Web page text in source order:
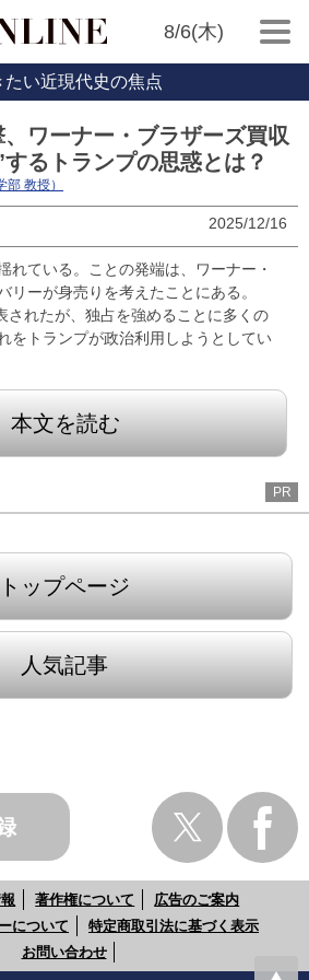
8/6(木)
い近現代史の焦点
ワーナー・ブラザーズ買収
るトランプの思惑とは？
部 教授）
2025/12/16
れている。ことの発端は、ワーナー・
リーが身売りを考えたことにある。
されたが、独占を強めることに多くの
をトランプが政治利用しようとしてい
本文を読む
PR
トップページ
人気記事
著作権について
広告のご案内
について
特定商取引法に基づく表示
お問い合わせ